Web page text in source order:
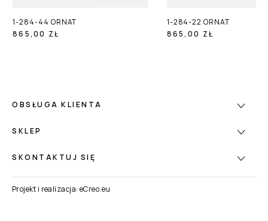
1-284-44 ORNAT
865,00 ZŁ
1-284-22 ORNAT
865,00 ZŁ
OBSŁUGA KLIENTA
SKLEP
SKONTAKTUJ SIĘ
Projekt i realizacja: eCreo.eu